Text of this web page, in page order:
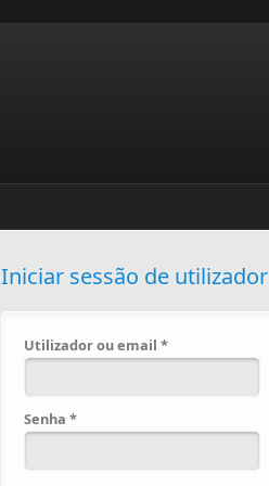
Iniciar sessão de utilizador
Utilizador ou email *
Senha *